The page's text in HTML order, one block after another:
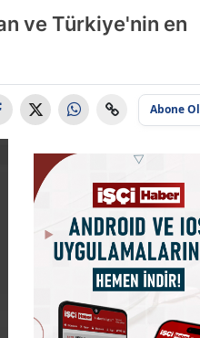
ve Türkiye'nin en
Abone Ol